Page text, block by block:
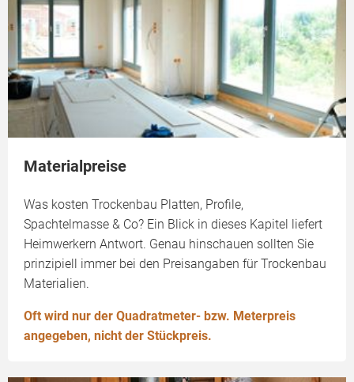
Materialpreise
Was kosten Trockenbau Platten, Profile,
Spachtelmasse & Co? Ein Blick in dieses Kapitel liefert
Heimwerkern Antwort. Genau hinschauen sollten Sie
prinzipiell immer bei den Preisangaben für Trockenbau
Materialien.
Oft wird nur der Quadratmeter- bzw. Meterpreis
angegeben, nicht der Stückpreis.